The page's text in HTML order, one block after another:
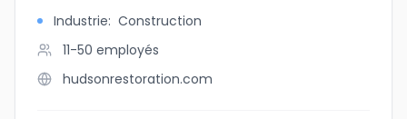
Industrie: Construction
11-50 employés
hudsonrestoration.com